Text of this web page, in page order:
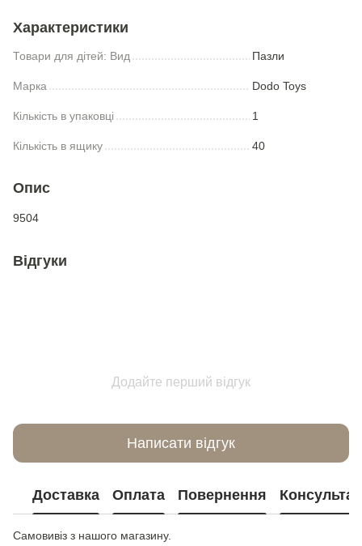
Характеристики
Товари для дiтей: Вид Пазли
Марка Dodo Toys
Кількість в упаковці 1
Кількість в ящику 40
Опис
9504
Відгуки
Додайте перший відгук
Написати відгук
Доставка Оплата Повернення
Самовивіз з нашого магазину.